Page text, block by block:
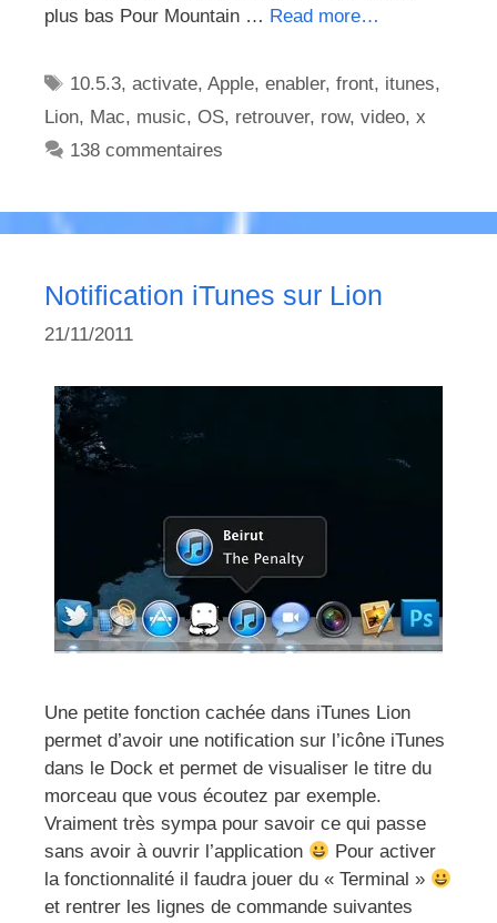
plus bas Pour Mountain … Read more…
Étiquettes
10.5.3,activate,Apple,enabler,front, itunes,
Lion, Mac, music, OS, retrouver, row, video, x
138 commentaires
Notification iTunes sur Lion
21/11/2011
Une petite fonction cachée dans iTunes Lion
permet d’avoir une notification sur l’icône iTunes
dans le Dock et permet de visualiser le titre du
morceau que vous écoutez par exemple.
Vraiment très sympa pour savoir ce qui passe
sans avoir à ouvrir l’application
Pour activer
la fonctionnalité il faudra jouer du « Terminal »
et rentrer les lignes de commande suivantes